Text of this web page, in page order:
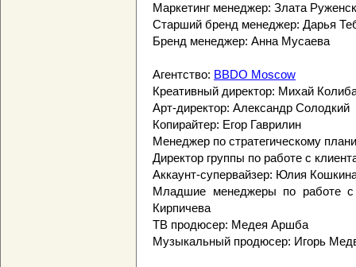
Маркетинг менеджер: Злата
Старший бренд менеджер: Дарья
Бренд менеджер: Анна Мусаева
Агентство: BBDO Moscow
Креативный директор: Михай
Арт-директор: Александр Солодкий
Копирайтер: Егор Гаврилин
Менеджер по стратегическому
Директор группы по работе с
Аккаунт-супервайзер: Юлия
Младшие менеджеры по работе с
Кирпичева
ТВ продюсер: Медея Аршба
Музыкальный продюсер: Игорь